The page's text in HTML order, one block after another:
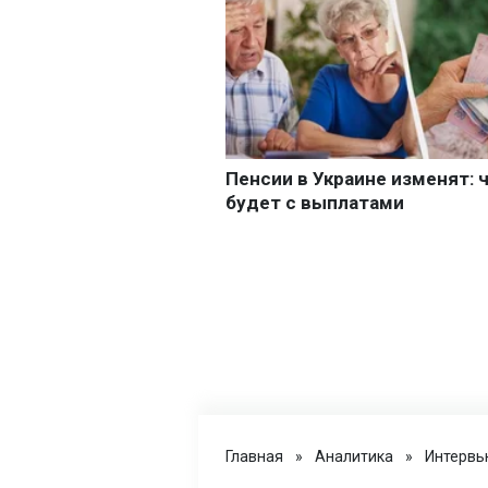
Главная » Аналитика »